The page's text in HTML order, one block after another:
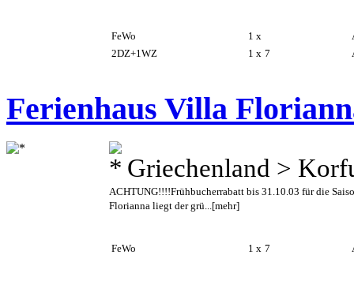
FeWo 1 x
2DZ+1WZ
1 x 7
Ferienhaus Villa
Griechenland >
ACHTUNG!!!!Frühbucherrabatt bis 31.10.03 für die
Florianna liegt der grü...[mehr]
FeWo 1 x 7